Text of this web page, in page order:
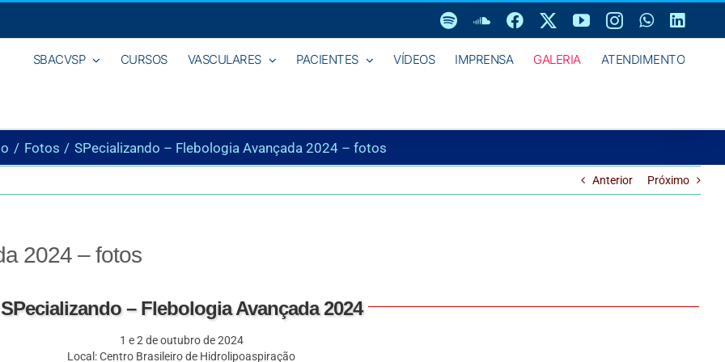
SpotifySoundCloud
FacebookYouTubeInstagram
SBACVSP CURSOS VASCULARES PACIENTES VÍDEOS IMPRENSA GALERIA ATENDIMENTO
Fotos SPecializando – Flebologia Avançada 2024 – fotos
Anterior Próximo
2024 – fotos
SPecializando – Flebologia Avançada 2024
1 e 2 de outubro de 2024
Local: Centro Brasileiro de Hidrolipoaspiração